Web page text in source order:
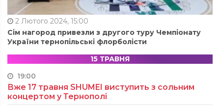
2 Лютого 2024, 15:00
Сім нагород привезли з другого туру Чемпіонату
України тернопільські флорболісти
15 ТРАВНЯ
19:00
Вже 17 травня SHUMEI виступить з сольним
концертом у Тернополі